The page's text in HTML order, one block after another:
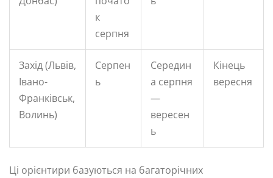
к
серпня
Захід (Львів,
Івано-
Франківськ,
Волинь)
Серпен
ь
Середин
а серпня
—
вересен
ь
Кінець
вересня
Ці орієнтири базуються на багаторічних